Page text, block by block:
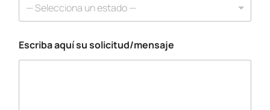
N
o
— Selecciona un estado —
Escriba aquí su solicitud/mensaje